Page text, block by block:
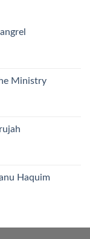
Ministry
Haquim